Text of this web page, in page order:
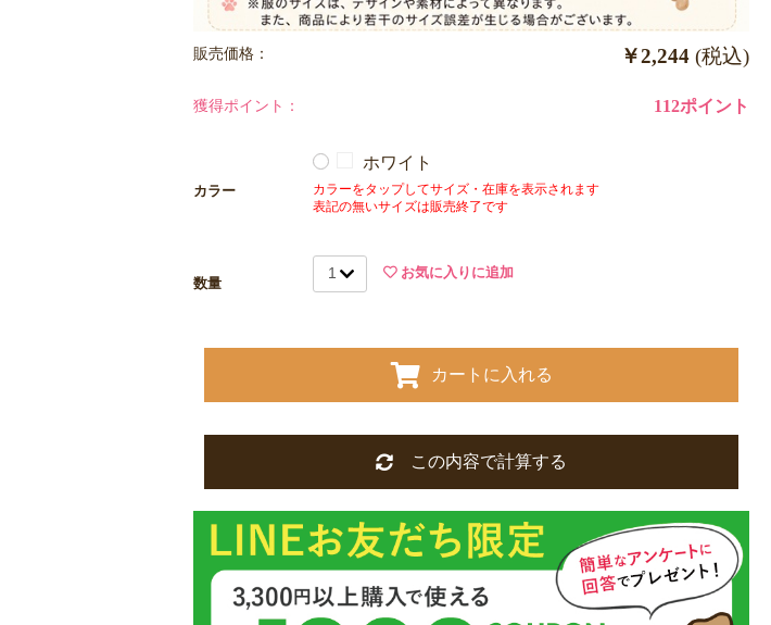
販売価格： ￥2,244 (税込)
獲得ポイント： 112ポイント
カラー
ホワイト
カラーをタップしてサイズ・在庫を表示されます
表記の無いサイズは販売終了です
数量
お気に入りに追加
カートに入れる
カートへ進む
この内容で計算する